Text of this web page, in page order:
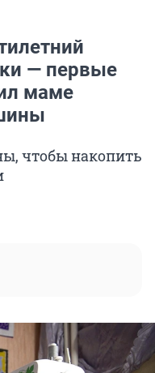
— первые
маме
чтобы накопить